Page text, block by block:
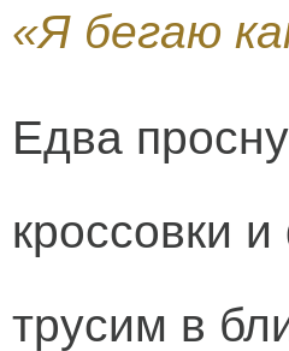
«Я бегаю
Едва
кроссовки
трусим в